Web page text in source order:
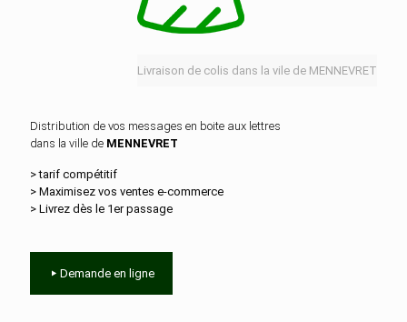
Livraison de colis dans la vile de MENNEVRET
Distribution de vos messages en boite aux lettres
dans la ville de MENNEVRET
> tarif compétitif
> Maximisez vos ventes e‑commerce
> Livrez dès le 1er passage
Demande en ligne